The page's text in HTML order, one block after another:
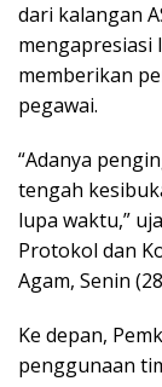
dari kalangan
mengapresiasi
memberikan
pegawai.
“Adanya
tengah
lupa waktu,”
Protokol dan
Agam, Senin
Ke depan,
penggunaan